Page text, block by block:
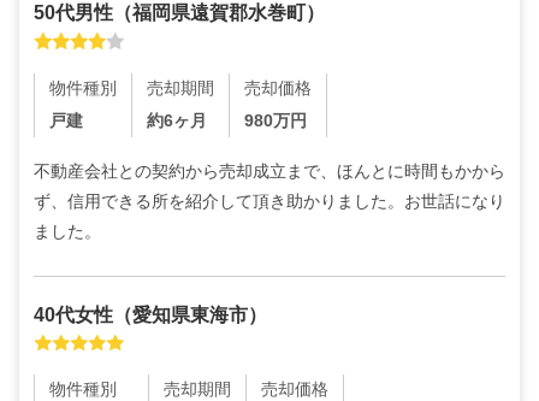
50代男性 （福岡県遠賀郡水巻町）
物件種別
戸建
売却期間
約6ヶ月
売却価格
980万円
不動産会社との契約から売却成立まで、ほんとに時間もかから
ず、信用できる所を紹介して頂き助かりました。お世話になり
ました。
40代女性 （愛知県東海市）
物件種別
売却期間
売却価格